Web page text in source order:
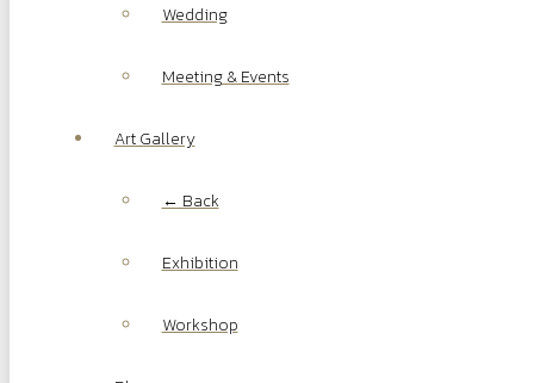
Wedding
Meeting & Events
Art Gallery
← Back
Exhibition
Workshop